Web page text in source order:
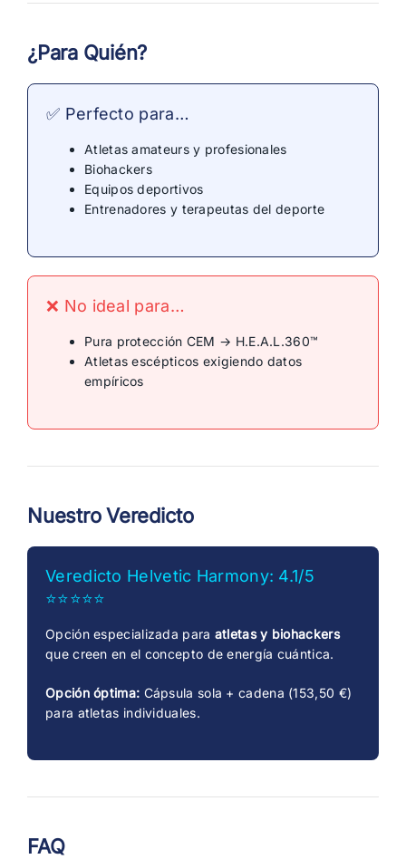
¿Para Quién?
✅ Perfecto para…
Atletas amateurs y profesionales
Biohackers
Equipos deportivos
Entrenadores y terapeutas del deporte
❌ No ideal para…
Pura protección CEM → H.E.A.L.360™
Atletas escépticos exigiendo datos
empíricos
Nuestro Veredicto
Veredicto Helvetic Harmony: 4.1/5
⭐⭐⭐⭐⭐
Opción especializada para atletas y biohackers
que creen en el concepto de energía cuántica.
Opción óptima: Cápsula sola + cadena (153,50 €)
para atletas individuales.
FAQ